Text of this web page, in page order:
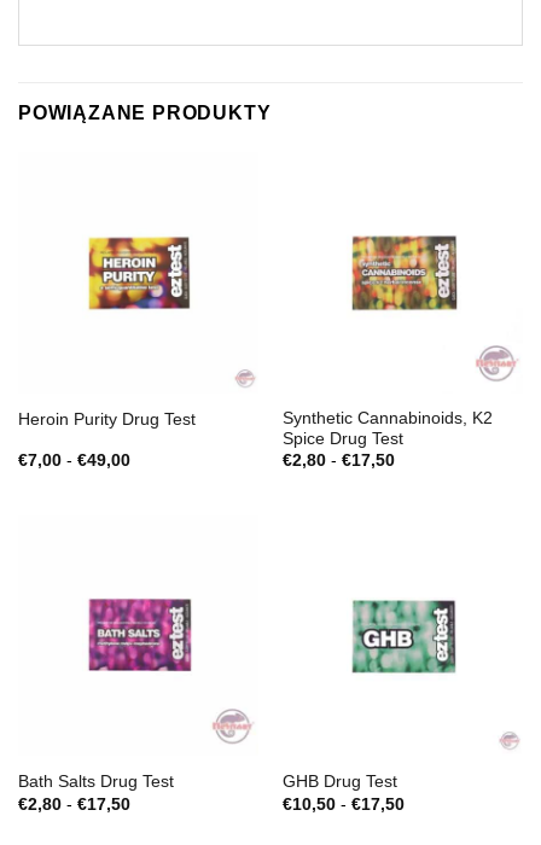
POWIĄZANE PRODUKTY
Heroin Purity Drug Test
€7,00 - €49,00Zakres
Synthetic Cannabinoids, K2
Spice Drug Test
€2,80 - €17,50Zakres
Bath Salts Drug Test
€2,80 - €17,50Zakres
GHB Drug Test
€10,50 - €17,50Zakres